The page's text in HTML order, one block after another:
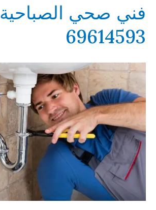
فني صحي الصباحية
69614593